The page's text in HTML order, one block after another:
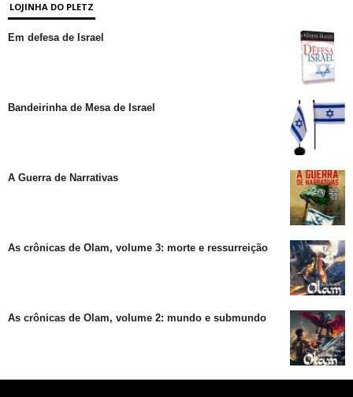
LOJINHA DO PLETZ
Em defesa de Israel
Bandeirinha de Mesa de Israel
A Guerra de Narrativas
As crônicas de Olam, volume 3: morte e ressurreição
As crônicas de Olam, volume 2: mundo e submundo